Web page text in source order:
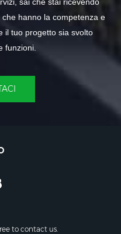
sai che stai ricevendo
hanno la competenza e
il tuo progetto sia svolto
funzioni.
to contact us.